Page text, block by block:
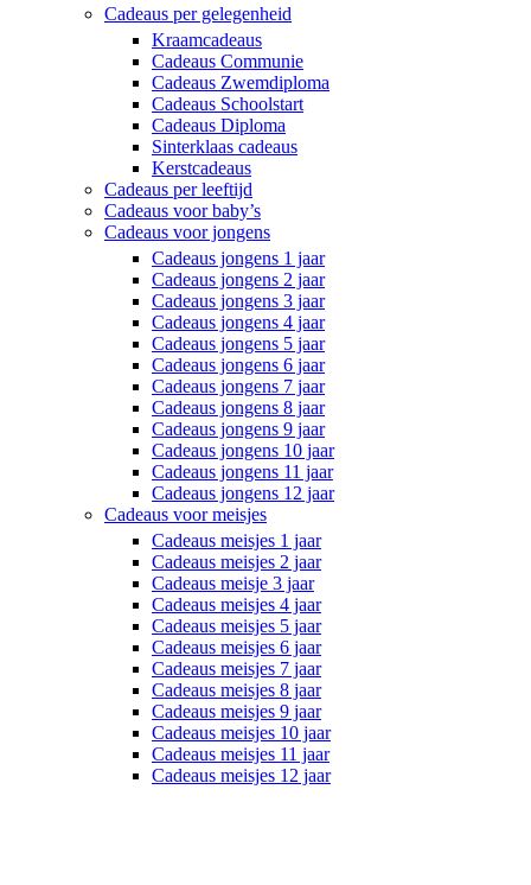
Cadeaus per gelegenheid
Kraamcadeaus
Cadeaus Communie
Cadeaus Zwemdiploma
Cadeaus Schoolstart
Cadeaus Diploma
Sinterklaas cadeaus
Kerstcadeaus
Cadeaus per leeftijd
Cadeaus voor baby’s
Cadeaus voor jongens
Cadeaus jongens 1 jaar
Cadeaus jongens 2 jaar
Cadeaus jongens 3 jaar
Cadeaus jongens 4 jaar
Cadeaus jongens 5 jaar
Cadeaus jongens 6 jaar
Cadeaus jongens 7 jaar
Cadeaus jongens 8 jaar
Cadeaus jongens 9 jaar
Cadeaus jongens 10 jaar
Cadeaus jongens 11 jaar
Cadeaus jongens 12 jaar
Cadeaus voor meisjes
Cadeaus meisjes 1 jaar
Cadeaus meisjes 2 jaar
Cadeaus meisje 3 jaar
Cadeaus meisjes 4 jaar
Cadeaus meisjes 5 jaar
Cadeaus meisjes 6 jaar
Cadeaus meisjes 7 jaar
Cadeaus meisjes 8 jaar
Cadeaus meisjes 9 jaar
Cadeaus meisjes 10 jaar
Cadeaus meisjes 11 jaar
Cadeaus meisjes 12 jaar